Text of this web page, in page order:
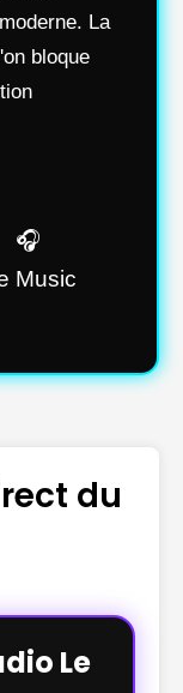
La
bloque
🎧
Music
du
Le